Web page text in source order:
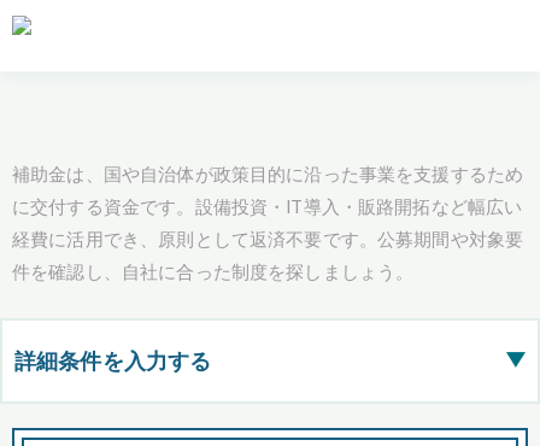
補助金は、国や自治体が政策目的に沿った事業を支援するため
に交付する資金です。設備投資・IT導入・販路開拓など幅広い
経費に活用でき、原則として返済不要です。公募期間や対象要
件を確認し、自社に合った制度を探しましょう。
詳細条件を入力する ▶
都道府県